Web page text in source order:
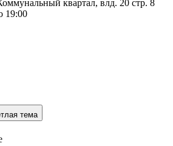
квартал, влд. 20 стр. 8
19:00
тема